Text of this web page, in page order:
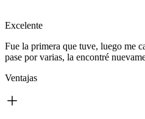
Excelente
Fue la primera que tuve, luego me
pase por varias, la encontré
Ventajas